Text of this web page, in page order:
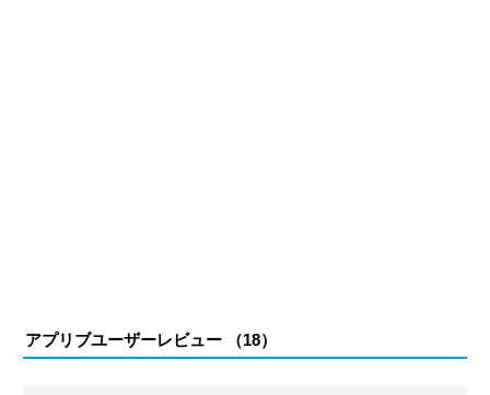
アプリブユーザーレビュー （18）